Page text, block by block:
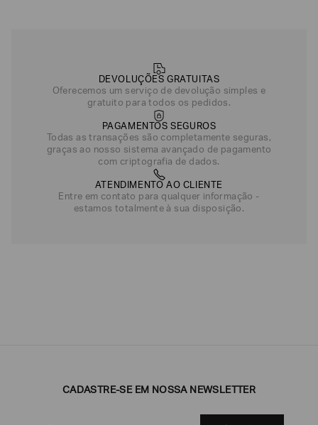
DEVOLUÇÕES GRATUITAS
Oferecemos um serviço de devolução simples e
gratuito para todos os pedidos.
PAGAMENTOS SEGUROS
Todas as transações são completamente seguras,
graças ao nosso sistema avançado de pagamento
com criptografia de dados.
ATENDIMENTO AO CLIENTE
Entre em contato para qualquer informação -
estamos totalmente à sua disposição.
CADASTRE-SE EM NOSSA NEWSLETTER